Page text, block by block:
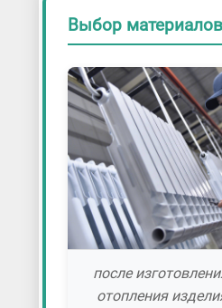
Выбор материалов
после
отопления